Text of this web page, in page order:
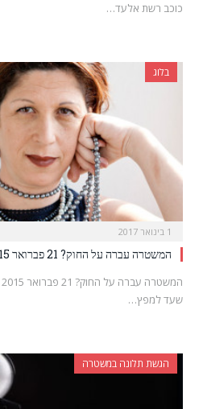
כוכב רשת אלעד…
בלוג
1 בינואר 2017
המשטרה עברה על החוק? 21 פברואר 2015 / עו"ד רוני אלוני סדובניק
שעד למפץ…
הגשת תלונה במשטרה